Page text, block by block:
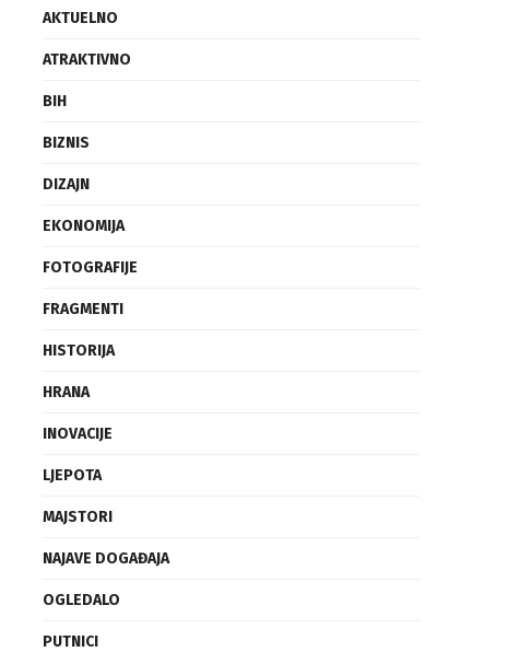
AKTUELNO
ATRAKTIVNO
BIH
BIZNIS
DIZAJN
EKONOMIJA
FOTOGRAFIJE
FRAGMENTI
HISTORIJA
HRANA
INOVACIJE
LJEPOTA
MAJSTORI
NAJAVE DOGAĐAJA
OGLEDALO
PUTNICI